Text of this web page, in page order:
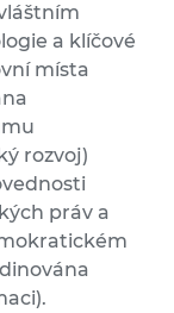
a klíčové
místa
rozvoj)
práv a